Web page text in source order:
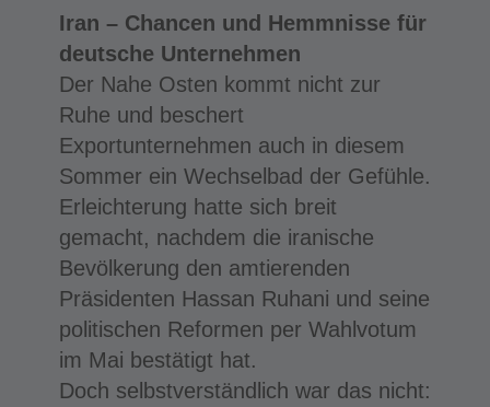
Iran – Chancen und Hemmnisse für
deutsche Unternehmen
Der Nahe Osten kommt nicht zur
Ruhe und beschert
Exportunternehmen auch in diesem
Sommer ein Wechselbad der Gefühle.
Erleichterung hatte sich breit
gemacht, nachdem die iranische
Bevölkerung den amtierenden
Präsidenten Hassan Ruhani und seine
politischen Reformen per Wahlvotum
im Mai bestätigt hat.
Doch selbstverständlich war das nicht: